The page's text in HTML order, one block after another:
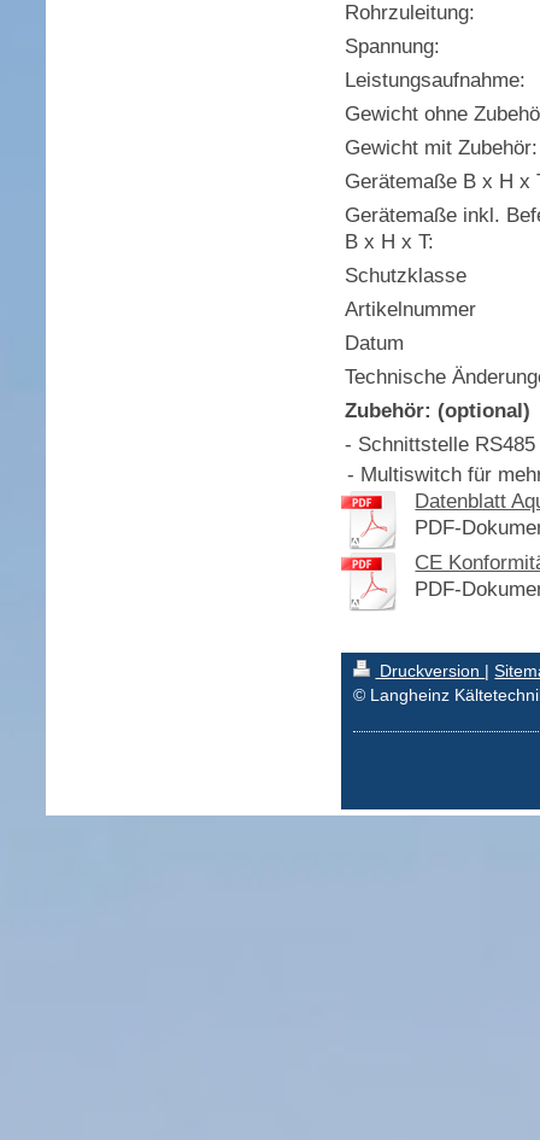
Rohrzuleitung:
Spannung:
Leistungsaufnahme:
Gewicht ohne
Gewicht mit Zubehör:
Gerätemaße B x H x
Gerätemaße inkl.
B x H x T:
Schutzklasse
Artikelnummer
Datum
Technische
Zubehör: (optional)
- Schnittstelle RS485
- Multiswitch für
Datenblatt
PDF-
CE
PDF-
Druckversion |
© Langheinz